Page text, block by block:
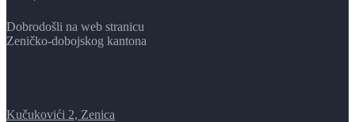
Dobrodošli na web stranicu
Zeničko-dobojskog kantona
Kučukovići 2, Zenica